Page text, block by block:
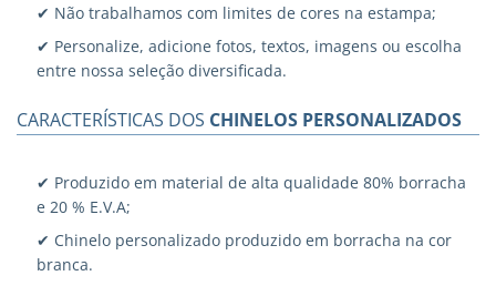
✔ Não trabalhamos com limites de cores na estampa;
✔ Personalize, adicione fotos, textos, imagens ou escolha
entre nossa seleção diversificada.
CARACTERÍSTICAS DOS CHINELOS PERSONALIZADOS
✔ Produzido em material de alta qualidade 80% borracha
e 20 % E.V.A;
✔ Chinelo personalizado produzido em borracha na cor
branca.